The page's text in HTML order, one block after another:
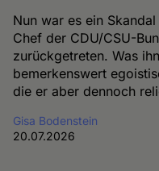
Nun war es ein
Chef der CDU/CSU-
zurückgetreten. Was
bemerkenswert
die er aber dennoch
Gisa Bodenstein
20.07.2026